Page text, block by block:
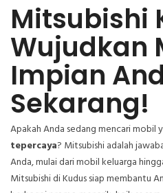
Mitsubishi
Wujudkan
Impian
Sekarang!
Apakah Anda sedang mencari mobil
tepercaya? Mitsubishi adalah
Anda, mulai dari mobil keluarga
Mitsubishi di Kudus siap membantu